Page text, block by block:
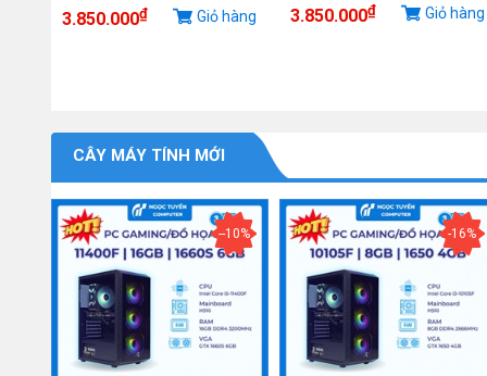
3.850.000₫ Giỏ hàng 3.850.000₫ Giỏ hàng
CÂY MÁY TÍNH MỚI
--10% -16%